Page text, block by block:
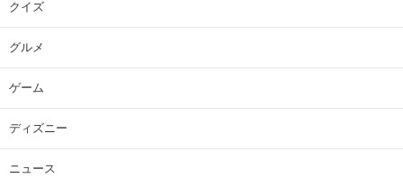
クイズ
グルメ
ゲーム
ディズニー
ニュース